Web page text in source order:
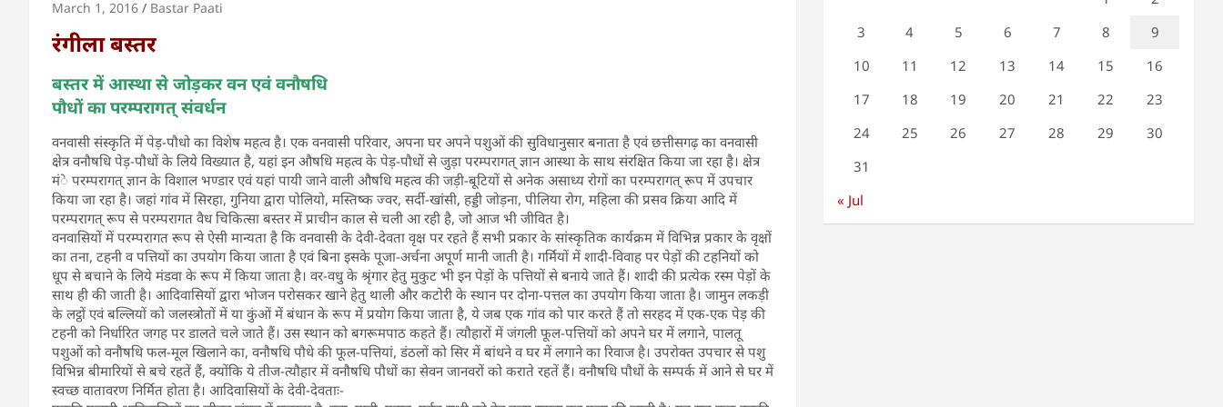
March 1, 2016 Bastar Paati
रंगीला बस्तर
बस्तर में आस्था से जोड़कर वन एवं वनौषधि
पौधों का परम्परागत् संवर्धन
वनवासी संस्कृति में पेड़-पौधो का विशेष महत्व है। एक वनवासी परिवार, अपना घर अपने पशुओं की सुविधानुसार बनाता है एवं छत्तीसगढ़ का वनवासी
क्षेत्र वनौषधि पेड़-पौधों के लिये विख्यात है, यहां इन औषधि महत्व के पेड़-पौधों से जुड़ा परम्परागत् ज्ञान आस्था के साथ संरक्षित किया जा रहा है। क्षेत्र
मंे परम्परागत् ज्ञान के विशाल भण्डार एवं यहां पायी जाने वाली औषधि महत्व की जड़ी-बूटियों से अनेक असाध्य रोगों का परम्परागत् रूप में उपचार
किया जा रहा है। जहां गांव में सिरहा, गुनिया द्वारा पोलियो, मस्तिष्क ज्वर, सर्दी-खांसी, हड्डी जोड़ना, पीलिया रोग, महिला की प्रसव क्रिया आदि में
परम्परागत् रूप से परम्परागत वैध चिकित्सा बस्तर में प्राचीन काल से चली आ रही है, जो आज भी जीवित है।
वनवासियों में परम्परागत रूप से ऐसी मान्यता है कि वनवासी के देवी-देवता वृक्ष पर रहते हैं सभी प्रकार के सांस्कृतिक कार्यक्रम में विभिन्न प्रकार के वृक्षों
का तना, टहनी व पत्तियों का उपयोग किया जाता है एवं बिना इसके पूजा-अर्चना अपूर्ण मानी जाती है। गर्मियों में शादी-विवाह पर पेड़ों की टहनियों को
धूप से बचाने के लिये मंडवा के रूप में किया जाता है। वर-वधु के श्रृंगार हेतु मुकुट भी इन पेड़ों के पत्तियों से बनाये जाते हैं। शादी की प्रत्येक रस्म पेड़ों के
साथ ही की जाती है। आदिवासियों द्वारा भोजन परोसकर खाने हेतु थाली और कटोरी के स्थान पर दोना-पत्तल का उपयोग किया जाता है। जामुन लकड़ी
के लट्ठों एवं बल्लियों को जलस्त्रोतों में या कुंओं में बंधान के रूप में प्रयोग किया जाता है, ये जब एक गांव को पार करते हैं तो सरहद में एक-एक पेड़ की
टहनी को निर्धारित जगह पर डालते चले जाते हैं। उस स्थान को बगरूमपाठ कहते हैं। त्यौहारों में जंगली फूल-पत्तियों को अपने घर में लगाने, पालतू
पशुओं को वनौषधि फल-मूल खिलाने का, वनौषधि पौधे की फूल-पत्तियां, डंठलों को सिर में बांधने व घर में लगाने का रिवाज है। उपरोक्त उपचार से पशु
विभिन्न बीमारियों से बचे रहतें हैं, क्योंकि ये तीज-त्यौहार में वनौषधि पौधों का सेवन जानवरों को कराते रहतें हैं। वनौषधि पौधों के सम्पर्क में आने से घर में
स्वच्छ वातावरण निर्मित होता है। आदिवासियों के देवी-देवताः-
3
4 5 6 7 8
9
10
11 12 13 14 15
16
17
18 19 20 21 22
23
24
25 26 27 28 29
30
31
« Jul